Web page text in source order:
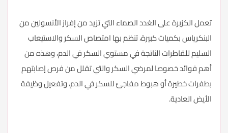
تعمل الكزبرة على الغدد الصماء التي تزيد من إفراز الأنسولين من
البنكرياس بكميات كبيرة، تنظم بها امتصاص السكر والاستيعاب
السليم للقاطرات الناتجة في مستوي السكر في الدم، وهذه من
أهم فوائد خصوصا لمرضي السكر والتي تقلل من فرص إصابتهم
بطفرات خطيرة أو هبوط مفاجئ للسكر في الدم، وتفعيل وظيفة
الأيض العادية.